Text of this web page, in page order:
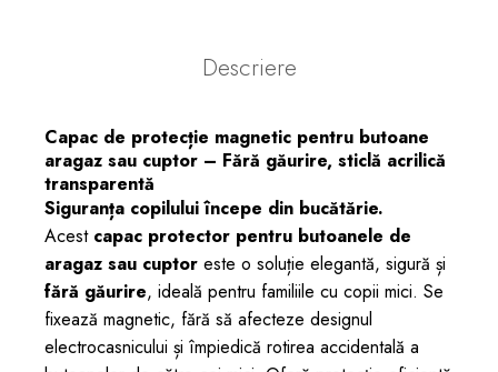
Descriere
Capac de protecție magnetic pentru butoane
aragaz sau cuptor – Fără găurire, sticlă acrilică
transparentă
Siguranța copilului începe din bucătărie.
Acest capac protector pentru butoanele de
aragaz sau cuptor este o soluție elegantă, sigură și
fără găurire, ideală pentru familiile cu copii mici. Se
fixează magnetic, fără să afecteze designul
electrocasnicului și împiedică rotirea accidentală a